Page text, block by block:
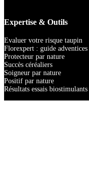
Expertise & Outils
Evaluer votre risque taupin
Florexpert : guide adventices
Protecteur par nature
Succès céréaliers
Soigneur par nature
Positif par nature
Résultats essais biostimulants